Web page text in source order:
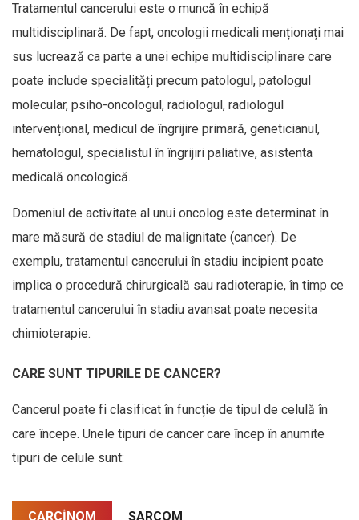
Tratamentul cancerului este o muncă în echipă
multidisciplinară. De fapt, oncologii medicali menționați mai
sus lucrează ca parte a unei echipe multidisciplinare care
poate include specialități precum patologul, patologul
molecular, psiho-oncologul, radiologul, radiologul
intervențional, medicul de îngrijire primară, geneticianul,
hematologul, specialistul în îngrijiri paliative, asistenta
medicală oncologică.
Domeniul de activitate al unui oncolog este determinat în
mare măsură de stadiul de malignitate (cancer). De
exemplu, tratamentul cancerului în stadiu incipient poate
implica o procedură chirurgicală sau radioterapie, în timp ce
tratamentul cancerului în stadiu avansat poate necesita
chimioterapie.
CARE SUNT TIPURILE DE CANCER?
Cancerul poate fi clasificat în funcție de tipul de celulă în
care începe. Unele tipuri de cancer care încep în anumite
tipuri de celule sunt:
CARCINOM SARCOM